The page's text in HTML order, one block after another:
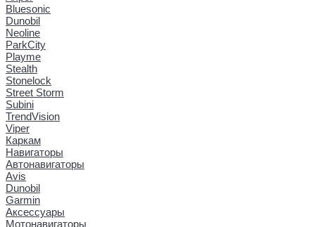
Bluesonic
Dunobil
Neoline
ParkCity
Playme
Stealth
Stonelock
Street Storm
Subini
TrendVision
Viper
Каркам
Навигаторы
Автонавигаторы
Avis
Dunobil
Garmin
Аксессуары
Мотонавигаторы